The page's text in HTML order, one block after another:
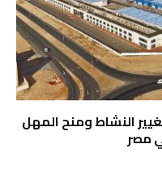
النشاط ومنح المهل
مصر